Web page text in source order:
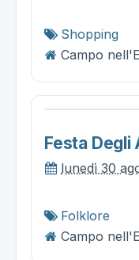
Shopping
Campo
Festa Degli
lunedì 30
Folklore
Campo